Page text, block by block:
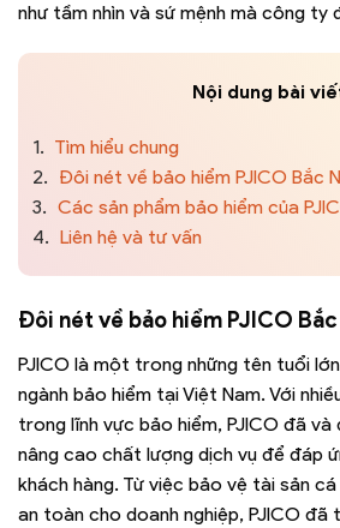
như tầm nhìn và sứ mệnh mà công ty
Nội dung bài
1. Tìm hiểu chung
2. Đôi nét về bảo hiểm PJICO Bắc
3. Các sản phẩm bảo hiểm của
4. Liên hệ và tư vấn
Đôi nét về bảo hiểm PJICO
PJICO là một trong những tên tuổi
ngành bảo hiểm tại Việt Nam. Với
trong lĩnh vực bảo hiểm, PJICO đã và
nâng cao chất lượng dịch vụ để đáp
khách hàng. Từ việc bảo vệ tài sản
an toàn cho doanh nghiệp, PJICO